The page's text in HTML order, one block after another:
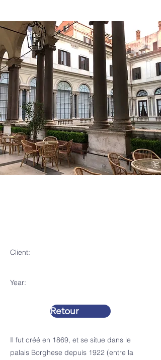
Client:
Year:
Retour
Il fut créé en 1869, et se situe dans le
palais Borghese depuis 1922 (entre la